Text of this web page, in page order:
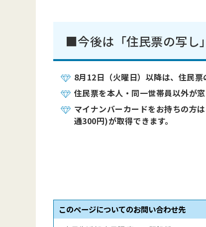
■今後は「住民票の写し
8月12日（火曜日）以降は、住民票
住民票を本人・同一世帯員以外が
マイナンバーカードをお持ちの方
通300円)が取得できます。
このページについてのお問い合わせ先